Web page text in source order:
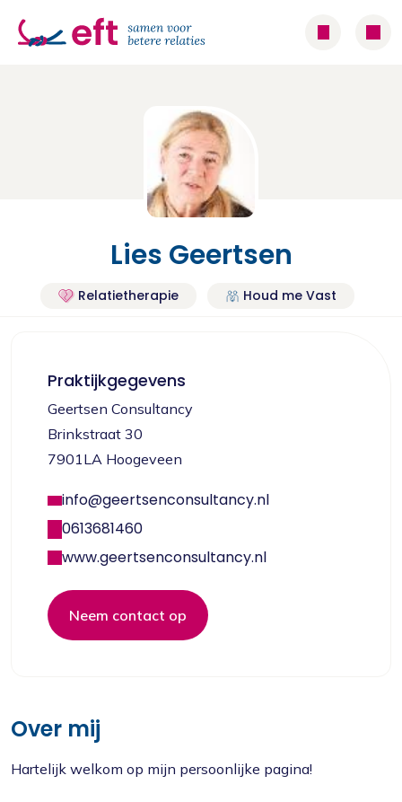
Lies Geertsen
Relatietherapie Houd me Vast
Over mij
Hartelijk welkom op mijn persoonlijke pagina!
Praktijkgegevens
Geertsen Consultancy
Brinkstraat 30
7901LA Hoogeveen
info@geertsenconsultancy.nl
0613681460
www.geertsenconsultancy.nl
Neem contact op